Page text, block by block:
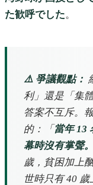
た歓呼でした。
⚠️ 爭議觀點：
利」還是「集
答案不互斥。
的：「 當年 13
幕時沒有掌聲。
歲，貧困加上
世時只有 40